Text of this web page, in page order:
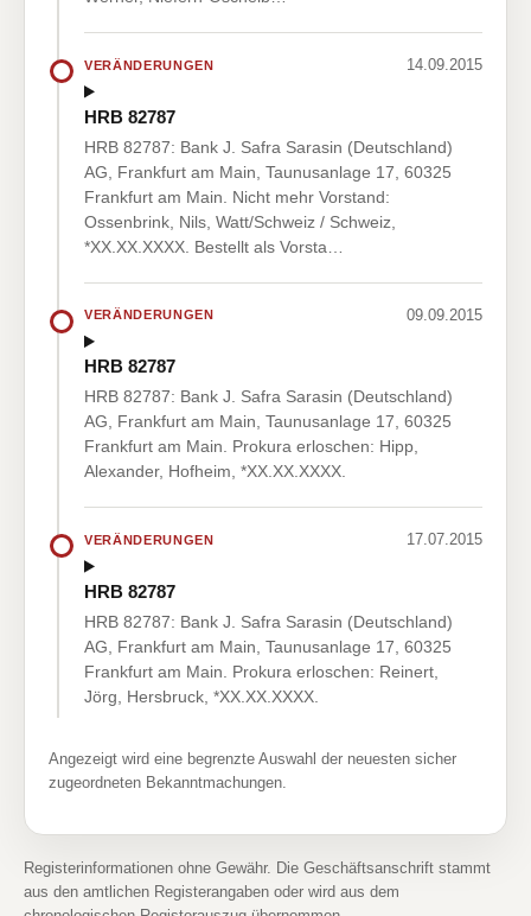
VERÄNDERUNGEN 14.09.2015
HRB 82787
HRB 82787: Bank J. Safra Sarasin (Deutschland)
AG, Frankfurt am Main, Taunusanlage 17, 60325
Frankfurt am Main. Nicht mehr Vorstand:
Ossenbrink, Nils, Watt/Schweiz / Schweiz,
*XX.XX.XXXX. Bestellt als Vorsta…
VERÄNDERUNGEN 09.09.2015
HRB 82787
HRB 82787: Bank J. Safra Sarasin (Deutschland)
AG, Frankfurt am Main, Taunusanlage 17, 60325
Frankfurt am Main. Prokura erloschen: Hipp,
Alexander, Hofheim, *XX.XX.XXXX.
VERÄNDERUNGEN 17.07.2015
HRB 82787
HRB 82787: Bank J. Safra Sarasin (Deutschland)
AG, Frankfurt am Main, Taunusanlage 17, 60325
Frankfurt am Main. Prokura erloschen: Reinert,
Jörg, Hersbruck, *XX.XX.XXXX.
Angezeigt wird eine begrenzte Auswahl der neuesten sicher
zugeordneten Bekanntmachungen.
Registerinformationen ohne Gewähr. Die Geschäftsanschrift stammt
aus den amtlichen Registerangaben oder wird aus dem